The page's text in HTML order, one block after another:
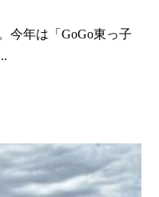
今年は「GoGo東っ子